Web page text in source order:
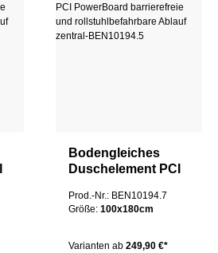
Bodengleiches
Duschelement PCI
barrierefreie und
rollstuhlbefahrbare
Prod.-Nr.: BEN10194.7
Größe: 100x180cm
Varianten ab 249,90 €*